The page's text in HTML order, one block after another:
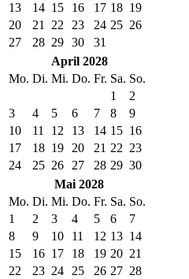
13
14 15 16 17 18 19
20
21 22 23 24 25 26
27
28 29 30
31
April 2028
Mo. Di. Mi. Do. Fr. Sa. So.
1
2
3
4 5 6 7 8
9
10
11 12 13 14 15 16
17
18 19 20 21 22 23
24
25 26 27 28 29 30
Mai 2028
Mo. Di. Mi. Do. Fr. Sa. So.
1
2 3 4 5 6
7
8
9 10 11 12 13 14
15
16 17 18 19 20 21
22
23 24 25 26 27 28